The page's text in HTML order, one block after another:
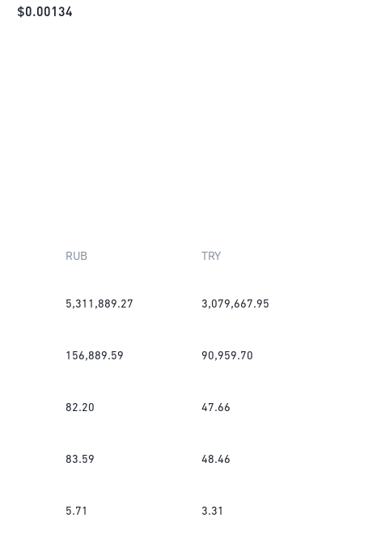
$0.00134
RUB TRY
5,311,889.27 3,079,667.95
156,889.59 90,959.70
82.20 47.66
83.59 48.46
5.71 3.31